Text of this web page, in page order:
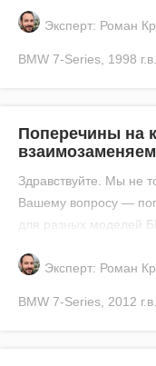
Эксперт: Роман
BMW 7-Series 1998 г.в.
Поперечины на
Здравствуйте. Мы не
Вашему вопросу —
для разных моделей
Эксперт: Роман
BMW 7-Series 2012 г.в.